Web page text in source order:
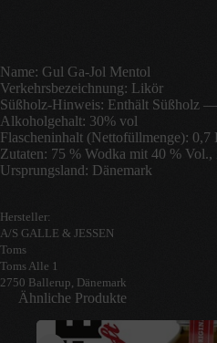
Name: Gul Ga-Jol Mentol
Verkehrsbezeichnung: Likör
Süßholz-Hinweis: Enthält Süßholz —
Alkoholgehalt: 30% vol
Flascheninhalt (Nettofüllmenge): 0,7
Zutaten: 75 % Wodka mit 40 %
Ursprungsland: Dänemark
Hersteller:
A/S GALLE & JESSEN
Toms
Toms Alle 1
2750 Ballerup, Dänemark
Ähnliche Produkte